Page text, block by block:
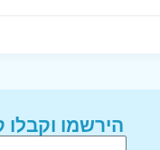
הירשמו וקבלו